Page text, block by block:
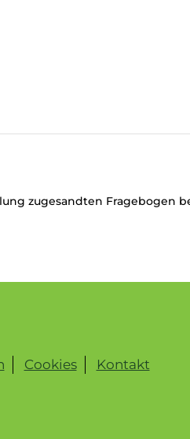
zugesandten Fragebogen
Cookies Kontakt